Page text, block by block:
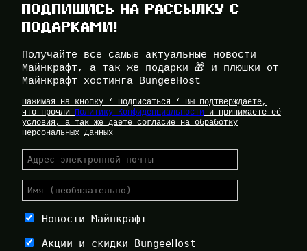
ПОДПИШИСЬ НА РАССЫЛКУ С
ПОДАРКАМИ!
Получайте все самые актуальные новости
Майнкрафт, а так же подарки 🎁 и плюшки от
Майнкрафт хостинга BungeeHost
Нажимая на кнопку ‘ Подписаться ‘ Вы подтверждаете,
что прочли Политику Конфиденциальности и принимаете её
условия, а так же даёте согласие на обработку
Персональных Данных
Новости Майнкрафт
Акции и скидки BungeeHost